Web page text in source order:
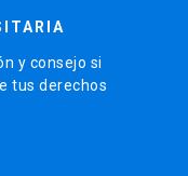
y consejo si
tus derechos